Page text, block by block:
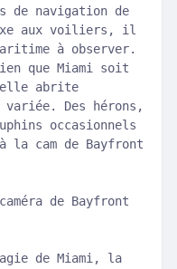
de navigation de
aux voiliers, il
à observer.
que Miami soit
elle abrite
variée. Des hérons,
occasionnels
la cam de Bayfront
de Bayfront
de Miami, la